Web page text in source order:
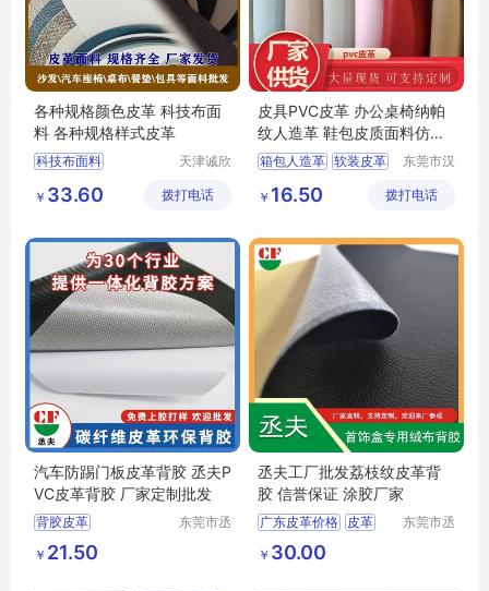
各种规格颜色皮革 科技布面
料 各种规格样式皮革
科技布面料
各种规格样式皮革
天津诚欣
有限公司
￥ 33.60 拨打电话
皮具PVC皮革 办公桌椅纳帕
纹人造革 鞋包皮质面料仿皮
多色西皮
箱包人造革 软装皮革
汽车内饰PVC皮革
东莞市汉
限公司
￥ 16.50 拨打电话
汽车防踢门板皮革背胶 丞夫P
VC皮革背胶 厂家定制批发
背胶皮革
皮革背胶批发
PU皮革背胶
东莞市丞
￥ 21.50
丞夫工厂批发荔枝纹皮革背
胶 信誉保证 涂胶厂家
广东皮革价格 皮革
背胶
荔枝纹皮革背胶
皮革背胶
东莞市丞
￥ 30.00